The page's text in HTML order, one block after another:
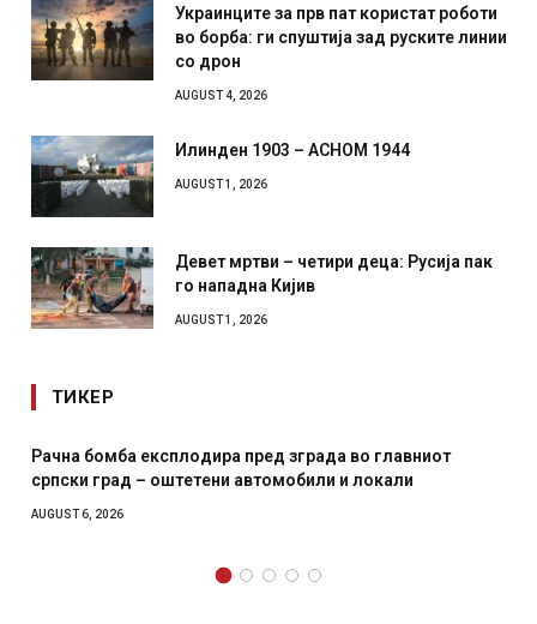
Украинците за прв пат користат роботи
во борба: ги спуштија зад руските линии
со дрон
AUGUST 4, 2026
Илинден 1903 – АСНОМ 1944
AUGUST 1, 2026
Девет мртви – четири деца: Русија пак
го нападна Кијив
AUGUST 1, 2026
ТИКЕР
Рачна бомба експлодира пред зграда во главниот
српски град – оштетени автомобили и локали
AUGUST 6, 2026